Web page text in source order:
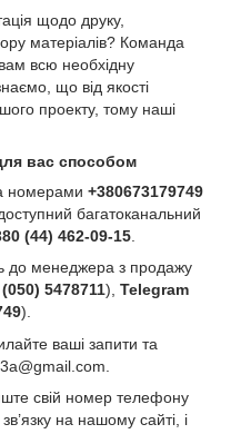
щодо друку,
матеріалів? Команда
всю необхідну
що від якості
проекту, тому наші
вас способом
номерами +380673179749
багатоканальний
(44) 462-09-15
до менеджера з продажу
5478711), Telegram
).
ваші запити та
свій номер телефону
на нашому сайті, і